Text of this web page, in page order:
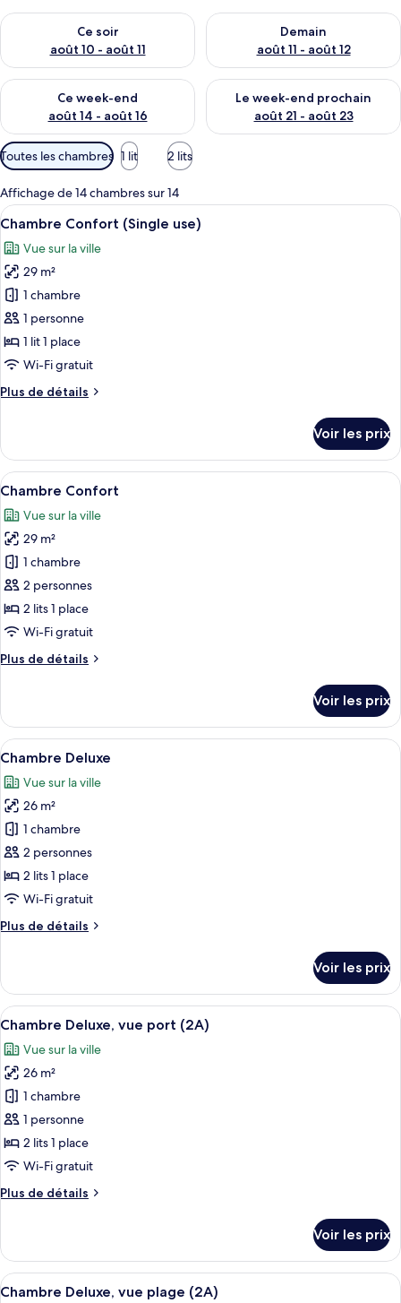
Ce soir
août 10 - août 11
Vérifier la disponibilité pour ce soir août 10 - août 11
Demain
août 11 - août 12
Vérifier la disponibilité pour
Ce week-end
août 14 - août 16
Vérifier la disponibilité pour ce week-end août 14 - août 16
Le week-end prochain
août 21 - août 23
Vérifier la disponibilité pour
Filtres
disponibles
pour
les
chambres
Toutes les chambres 1 lit 2 lits
Affichage de 14 chambres sur 14
Afficher
toutes
les
photos
pour
ce
type
de
chambre :
Chambre
use)
Une chambre d’hôtel moderne
8
Chambre Confort (Single use)
Vue sur la ville
29 m²
1 chambre
1 personne
1 lit 1 place
Wi-Fi gratuit
Plus de détails
Plus
le
type
de
Chambre
Confort
(Single
use)
Voir les prix
Afficher
toutes
les
photos
pour
ce
type
de
chambre :
Chambre
Une chambre moderne avec un lit,
4
Chambre Confort
Vue sur la ville
29 m²
1 chambre
2 personnes
2 lits 1 place
Wi-Fi gratuit
Plus de détails
Plus
le
type
de
Chambre
Confort
Voir les prix
Afficher
toutes
les
photos
pour
ce
type
de
chambre :
Chambre
Une chambre d’hôtel moderne,
9
Chambre Deluxe
Vue sur la ville
26 m²
1 chambre
2 personnes
2 lits 1 place
Wi-Fi gratuit
Plus de détails
Plus
le
type
de
Chambre
Deluxe
Voir les prix
Afficher
toutes
les
photos
pour
ce
type
de
chambre :
Chambre
port
(2A)
Une chambre d’hôtel moderne,
9
Chambre Deluxe, vue port (2A)
Vue sur la ville
26 m²
1 chambre
1 personne
2 lits 1 place
Wi-Fi gratuit
Plus de détails
Plus
le
type
de
Voir les prix
Afficher
Un balcon avec deux chaises
10
Chambre Deluxe, vue plage (2A)